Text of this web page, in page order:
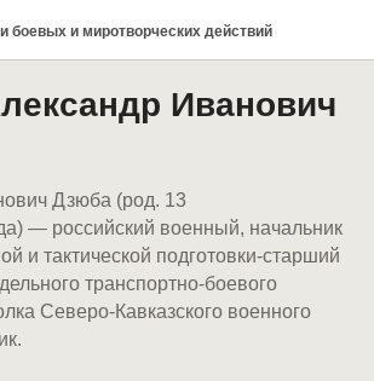
боевых и миротворческих действий
Иванович
Дзюба (род. 13
— российский военный, начальник
и тактической подготовки-старший
транспортно-боевого
Северо-Кавказского военного